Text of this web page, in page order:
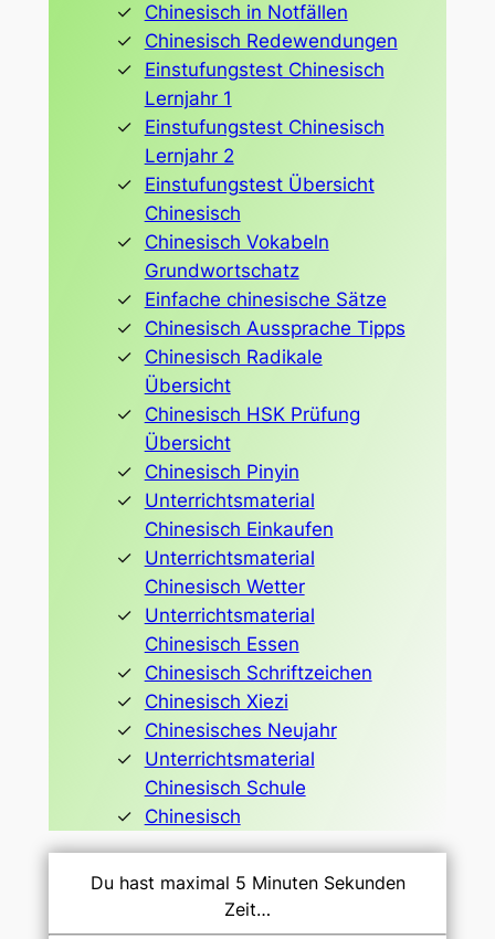
Chinesisch in Notfällen
Chinesisch Redewendungen
Einstufungstest Chinesisch
Lernjahr 1
Einstufungstest Chinesisch
Lernjahr 2
Einstufungstest Übersicht
Chinesisch
Chinesisch Vokabeln
Grundwortschatz
Einfache chinesische Sätze
Chinesisch Aussprache Tipps
Chinesisch Radikale
Übersicht
Chinesisch HSK Prüfung
Übersicht
Chinesisch Pinyin
Unterrichtsmaterial
Chinesisch Einkaufen
Unterrichtsmaterial
Chinesisch Wetter
Unterrichtsmaterial
Chinesisch Essen
Chinesisch Schriftzeichen
Chinesisch Xiezi
Chinesisches Neujahr
Unterrichtsmaterial
Chinesisch Schule
Chinesisch
Du hast maximal 5 Minuten Sekunden
Zeit…